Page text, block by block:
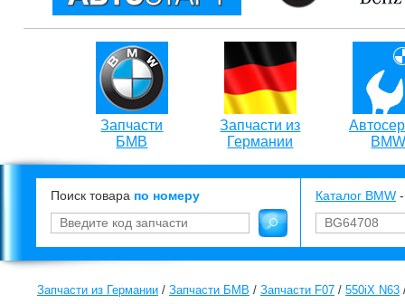
Запчасти
БМВ
Запчасти из
Германии
Поиск товара по номеру Каталог BMW
Запчасти из Германии / Запчасти БМВ / Запчасти F07 / 550iX N63